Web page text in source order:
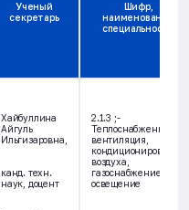
Ученый
секретарь
Шифр,
наименование
специальности
Хайбуллина
Айгуль
Ильгизаровна,
канд. техн.
наук, доцент
2.1.3 ;-
Теплоснабжение,
вентиляция,
кондиционирование
воздуха,
газоснабжение и
освещение